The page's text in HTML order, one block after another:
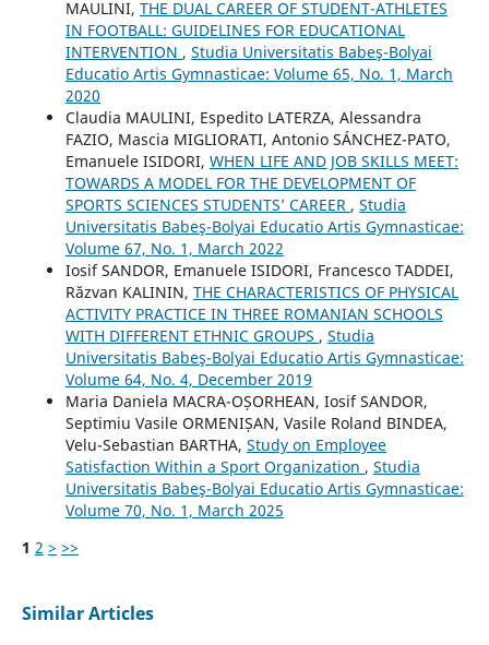
MAULINI, THE DUAL CAREER OF STUDENT-ATHLETES
IN FOOTBALL: GUIDELINES FOR EDUCATIONAL
INTERVENTION , Studia Universitatis Babeş-Bolyai
Educatio Artis Gymnasticae: Volume 65, No. 1, March
2020
Claudia MAULINI, Espedito LATERZA, Alessandra
FAZIO, Mascia MIGLIORATI, Antonio SÁNCHEZ-PATO,
Emanuele ISIDORI, WHEN LIFE AND JOB SKILLS MEET:
TOWARDS A MODEL FOR THE DEVELOPMENT OF
SPORTS SCIENCES STUDENTS’ CAREER , Studia
Universitatis Babeş-Bolyai Educatio Artis Gymnasticae:
Volume 67, No. 1, March 2022
Iosif SANDOR, Emanuele ISIDORI, Francesco TADDEI,
Răzvan KALININ, THE CHARACTERISTICS OF PHYSICAL
ACTIVITY PRACTICE IN THREE ROMANIAN SCHOOLS
WITH DIFFERENT ETHNIC GROUPS , Studia
Universitatis Babeş-Bolyai Educatio Artis Gymnasticae:
Volume 64, No. 4, December 2019
Maria Daniela MACRA-OȘORHEAN, Iosif SANDOR,
Septimiu Vasile ORMENIȘAN, Vasile Roland BINDEA,
Velu-Sebastian BARTHA, Study on Employee
Satisfaction Within a Sport Organization , Studia
Universitatis Babeş-Bolyai Educatio Artis Gymnasticae:
Volume 70, No. 1, March 2025
1 2 > >>
Similar Articles